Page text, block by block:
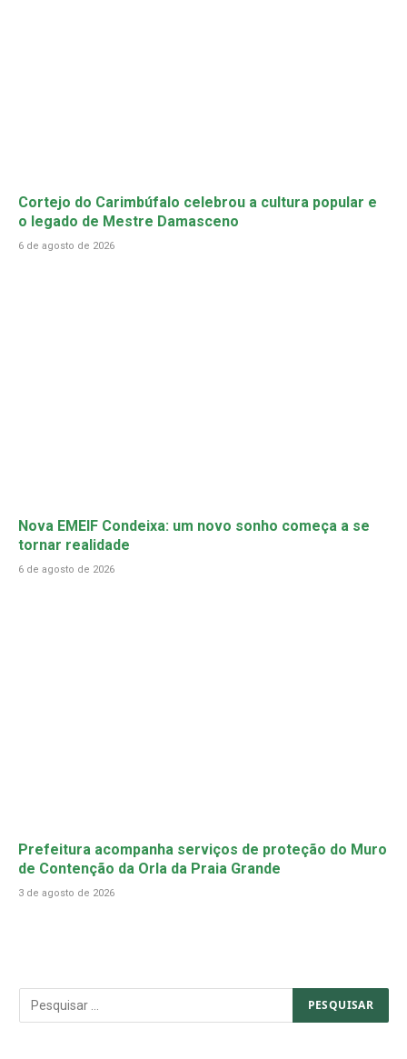
Cortejo do Carimbúfalo celebrou a cultura popular e
o legado de Mestre Damasceno
6 de agosto de 2026
Nova EMEIF Condeixa: um novo sonho começa a se
tornar realidade
6 de agosto de 2026
Prefeitura acompanha serviços de proteção do Muro
de Contenção da Orla da Praia Grande
3 de agosto de 2026